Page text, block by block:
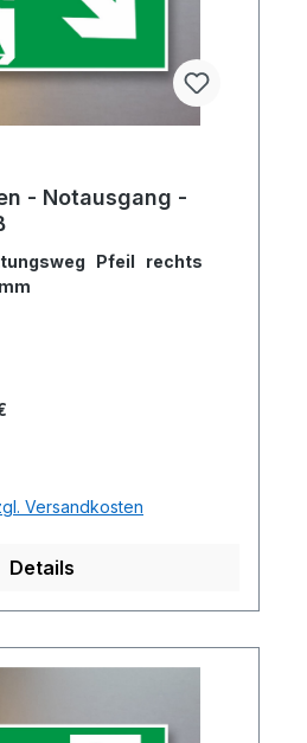
- Notausgang -
Pfeil rechts
Versandkosten
Details